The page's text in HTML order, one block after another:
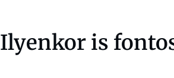
Ilyenkor is